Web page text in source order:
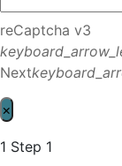
reCaptcha v3
Next
×
1 Step 1